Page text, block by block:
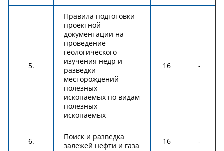
5.
Правила подготовки
проектной
документации на
проведение
геологического
изучения недр и
разведки
месторождений
полезных
ископаемых по видам
полезных
ископаемых
16 -
6.
Поиск и разведка
залежей нефти и газа
16 -